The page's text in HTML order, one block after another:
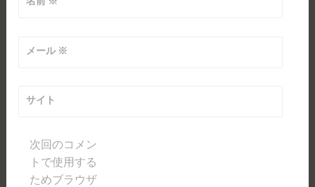
メール ※
サイト
次回のコメン
トで使用する
ためブラウザ